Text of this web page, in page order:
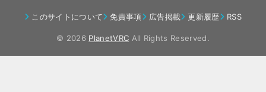
このサイトについて 免責事項 広告掲載 更新履歴 RSS
© 2026 PlanetVRC All Rights Reserved.